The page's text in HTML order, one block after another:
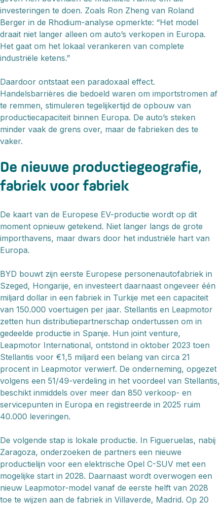
investeringen te doen. Zoals Ron Zheng van Roland
Berger in de Rhodium-analyse opmerkte: “Het model
draait niet langer alleen om auto’s verkopen in Europa.
Het gaat om het lokaal verankeren van complete
industriële ketens.”
Daardoor ontstaat een paradoxaal effect.
Handelsbarrières die bedoeld waren om importstromen af
te remmen, stimuleren tegelijkertijd de opbouw van
productiecapaciteit binnen Europa. De auto’s steken
minder vaak de grens over, maar de fabrieken des te
vaker.
De nieuwe productiegeografie,
fabriek voor fabriek
De kaart van de Europese EV-productie wordt op dit
moment opnieuw getekend. Niet langer langs de grote
importhavens, maar dwars door het industriële hart van
Europa.
BYD bouwt zijn eerste Europese personenautofabriek in
Szeged, Hongarije, en investeert daarnaast ongeveer één
miljard dollar in een fabriek in Turkije met een capaciteit
van 150.000 voertuigen per jaar. Stellantis en Leapmotor
zetten hun distributiepartnerschap ondertussen om in
gedeelde productie in Spanje. Hun joint venture,
Leapmotor International, ontstond in oktober 2023 toen
Stellantis voor €1,5 miljard een belang van circa 21
procent in Leapmotor verwierf. De onderneming, opgezet
volgens een 51/49-verdeling in het voordeel van Stellantis,
beschikt inmiddels over meer dan 850 verkoop- en
servicepunten in Europa en registreerde in 2025 ruim
40.000 leveringen.
De volgende stap is lokale productie. In Figueruelas, nabij
Zaragoza, onderzoeken de partners een nieuwe
productielijn voor een elektrische Opel C-SUV met een
mogelijke start in 2028. Daarnaast wordt overwogen een
nieuw Leapmotor-model vanaf de eerste helft van 2028
toe te wijzen aan de fabriek in Villaverde, Madrid. Op 20